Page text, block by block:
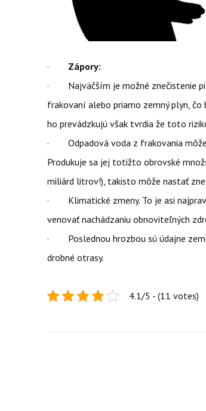
· Zápory:
· Najväčším je možné znečistenie
frakovaní alebo priamo zemný plyn,
ho prevádzkujú však tvrdia že toto
· Odpadová voda z frakovania môže
Produkuje sa jej totižto obrovské
miliárd litrov!), takisto môže nastať
· Klimatické zmeny. To je asi
venovať nachádzaniu obnoviteľných
· Poslednou hrozbou sú údajne
drobné otrasy.
4.1/5 - (11 votes)